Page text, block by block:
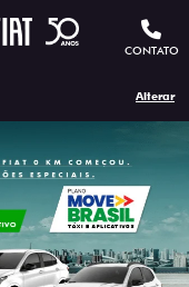
CONTATO
Alterar